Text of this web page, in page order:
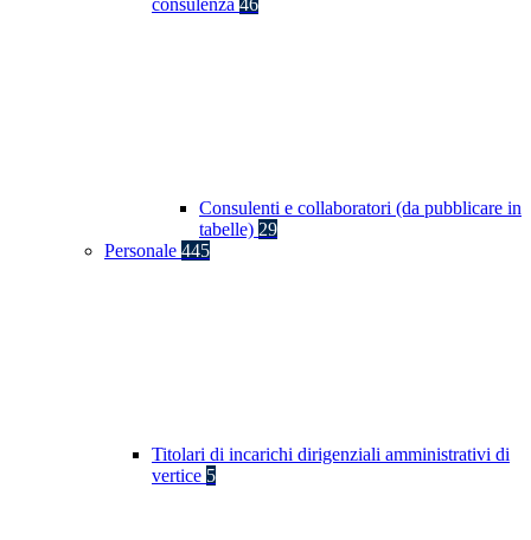
consulenza 46
Consulenti e collaboratori (da pubblicare in
tabelle) 29
Personale 445
Titolari di incarichi dirigenziali amministrativi di
vertice 5